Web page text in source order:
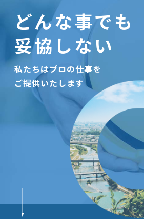
どんな事でも
妥協しない
私たちはプロの仕事を
ご提供いたします